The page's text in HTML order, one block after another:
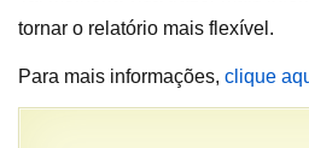
tornar o relatório mais flexível.
Para mais informações, clique